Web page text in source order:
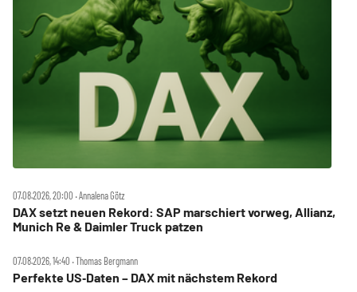
07.08.2026, 20:00 ‧ Annalena Götz
DAX setzt neuen Rekord: SAP marschiert vorweg, Allianz,
Munich Re & Daimler Truck patzen
07.08.2026, 14:40 ‧ Thomas Bergmann
Perfekte US‑Daten – DAX mit nächstem Rekord